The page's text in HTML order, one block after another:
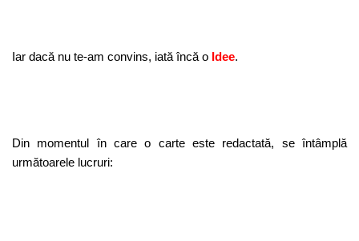
Iar dacă nu te-am convins, iată încă o Idee.
Din momentul în care o carte este redactată, se întâmplă
următoarele lucruri: